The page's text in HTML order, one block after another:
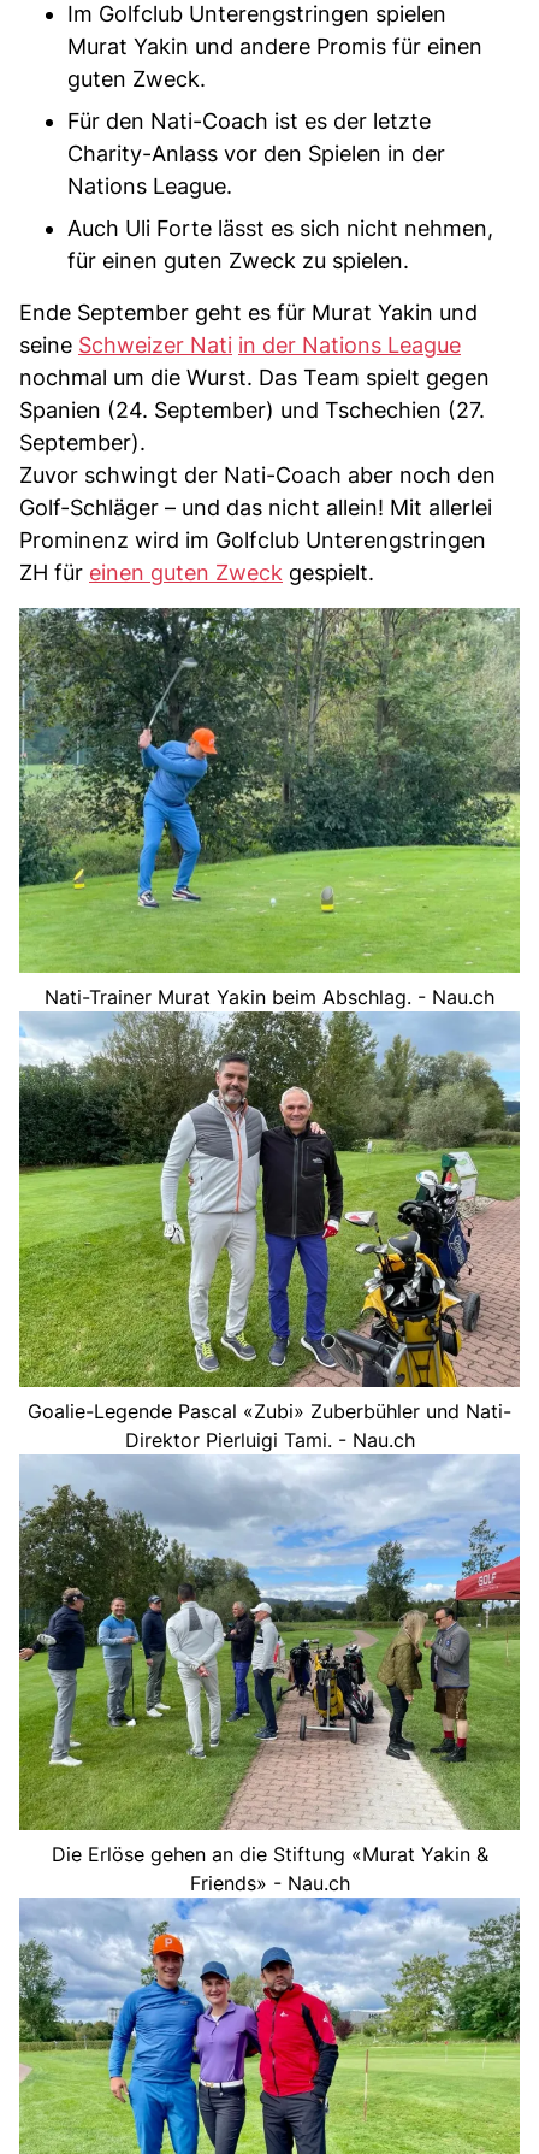
Im Golfclub Unterengstringen spielen
Murat Yakin und andere Promis für einen
guten Zweck.
Für den Nati-Coach ist es der letzte
Charity-Anlass vor den Spielen in der
Nations League.
Auch Uli Forte lässt es sich nicht nehmen,
für einen guten Zweck zu spielen.
Ende September geht es für Murat Yakin und
seine Schweizer Nati in der Nations League
nochmal um die Wurst. Das Team spielt gegen
Spanien (24. September) und Tschechien (27.
September).
Zuvor schwingt der Nati-Coach aber noch den
Golf-Schläger – und das nicht allein! Mit allerlei
Prominenz wird im Golfclub Unterengstringen
ZH für einen guten Zweck gespielt.
Nati-Trainer Murat Yakin beim Abschlag. - Nau.ch
Goalie-Legende Pascal «Zubi» Zuberbühler und Nati-
Direktor Pierluigi Tami. - Nau.ch
Die Erlöse gehen an die Stiftung «Murat Yakin &
Friends» - Nau.ch